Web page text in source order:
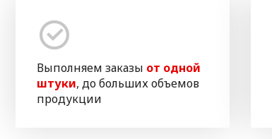
Выполняем заказы от одной
штуки, до больших объемов
продукции